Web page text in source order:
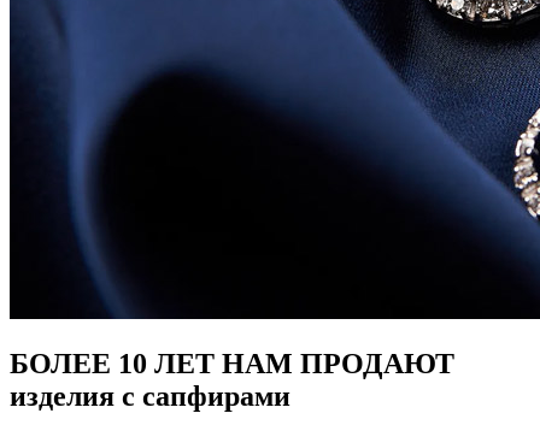
БОЛЕЕ 10 ЛЕТ НАМ ПРОДАЮТ
изделия с сапфирами